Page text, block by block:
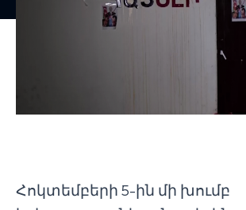
Հոկտեմբերի 5-ին մի խումբ